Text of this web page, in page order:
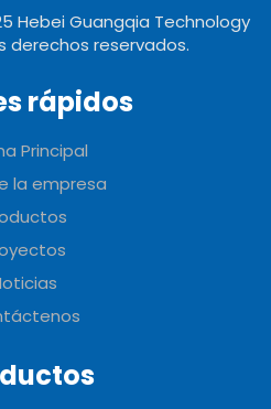
Hebei Guangqia Technology
derechos reservados.
rápidos
Principal
la empresa